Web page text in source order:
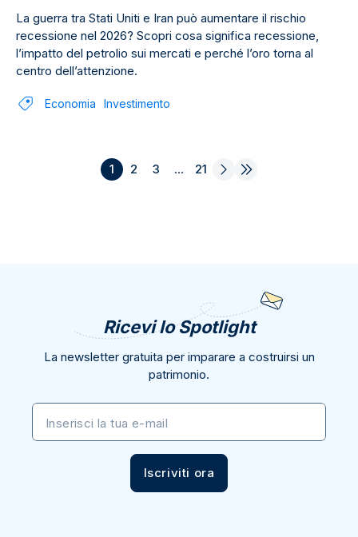
La guerra tra Stati Uniti e Iran può aumentare il rischio
recessione nel 2026? Scopri cosa significa recessione,
l’impatto del petrolio sui mercati e perché l’oro torna al
centro dell’attenzione.
Economia Investimento
1 2 3 ... 21
Ricevi lo Spotlight
La newsletter gratuita per imparare a costruirsi un
patrimonio.
Inserisci la tua e-mail
Iscriviti ora